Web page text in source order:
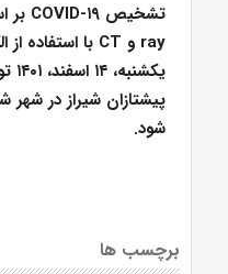
پیشتازان شیراز در شهر
شود.
برچسب ها